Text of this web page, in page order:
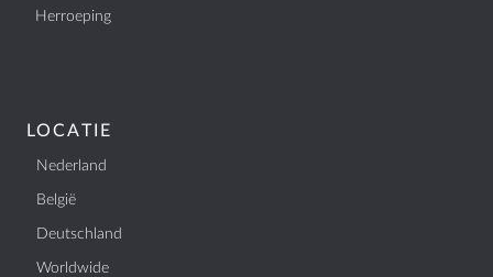
Herroeping
LOCATIE
Nederland
België
Deutschland
Worldwide